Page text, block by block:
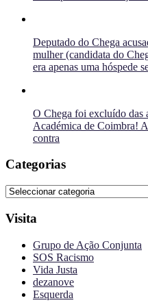
Deputado do Chega
mulher (candidata do
era apenas uma hóspede
O Chega foi excluído das
Académica de Coimbra!
contra
Categorias
Categorias
Visita
Grupo de Ação Conjunta
SOS Racismo
Vida Justa
dezanove
Esquerda